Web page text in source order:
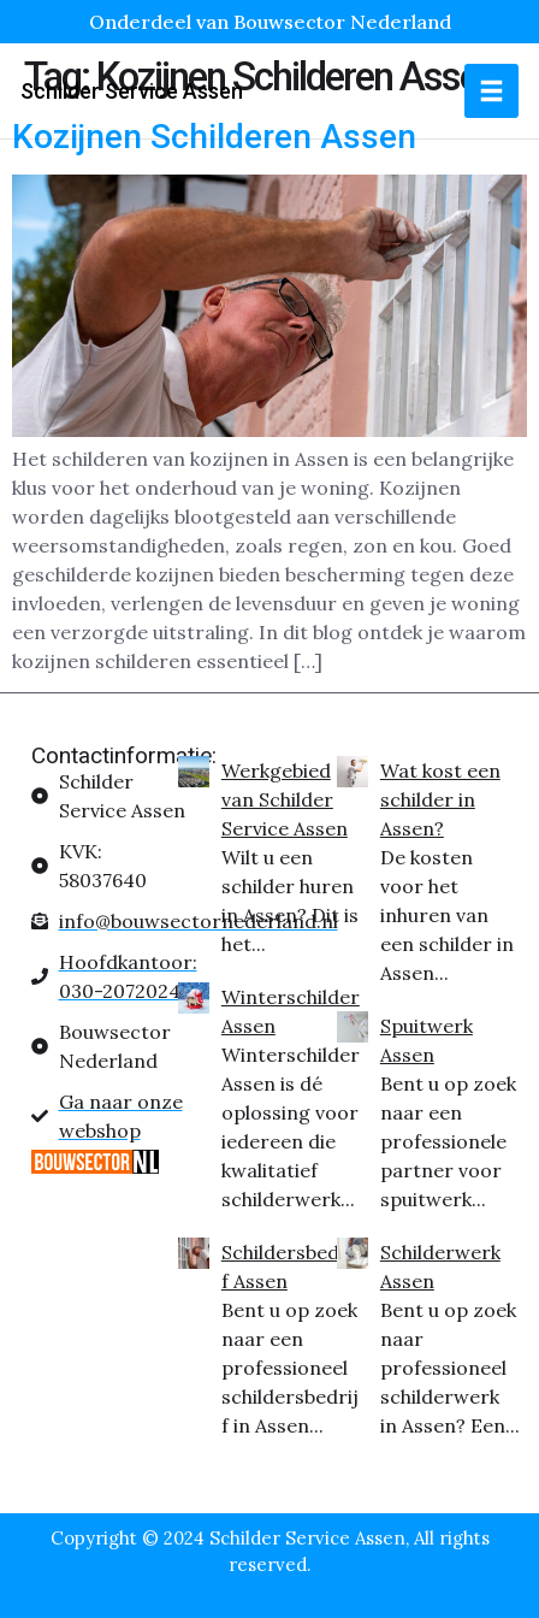
Onderdeel van Bouwsector Nederland
Schilder Service Assen
Tag:Kozijnen Schilderen Assen
Kozijnen Schilderen Assen
Het schilderen van kozijnen in Assen is een belangrijke
klus voor het onderhoud van je woning. Kozijnen
worden dagelijks blootgesteld aan verschillende
weersomstandigheden, zoals regen, zon en kou. Goed
geschilderde kozijnen bieden bescherming tegen deze
invloeden, verlengen de levensduur en geven je woning
een verzorgde uitstraling. In dit blog ontdek je waarom
kozijnen schilderen essentieel […]
Contactinformatie:
Schilder
Service Assen
KVK:
58037640
info@bouwsectornederland.nl
Hoofdkantoor:
030-2072024
Bouwsector
Nederland
Ga naar onze
webshop
Werkgebied
van Schilder
Service Assen
Wilt u een
schilder huren
in Assen? Dit is
het...
Winterschilder
Assen
Winterschilder
Assen is dé
oplossing voor
iedereen die
kwalitatief
schilderwerk...
Schildersbedrij
f Assen
Bent u op zoek
naar een
professioneel
schildersbedrij
f in Assen...
Wat kost een
schilder in
Assen?
De kosten
voor het
inhuren van
een schilder in
Assen...
Spuitwerk
Assen
Bent u op zoek
naar een
professionele
partner voor
spuitwerk...
Schilderwerk
Assen
Bent u op zoek
naar
professioneel
schilderwerk
in Assen? Een...
Copyright © 2024 Schilder Service Assen, All rights
reserved.